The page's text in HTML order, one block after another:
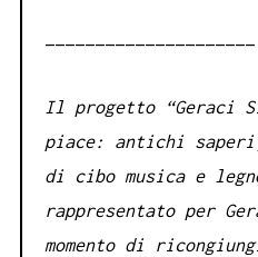
Il progetto “Geraci
piace: antichi
di cibo musica e
rappresentato per
momento di